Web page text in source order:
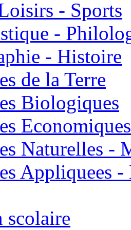
- Sports
-
- Histoire
de la Terre
Biologiques
Economiques
Naturelles -
Appliquees
scolaire